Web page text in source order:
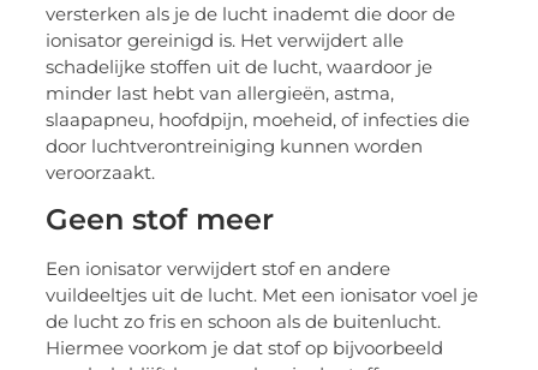
versterken als je de lucht inademt die door de
ionisator gereinigd is. Het verwijdert alle
schadelijke stoffen uit de lucht, waardoor je
minder last hebt van allergieën, astma,
slaapapneu, hoofdpijn, moeheid, of infecties die
door luchtverontreiniging kunnen worden
veroorzaakt.
Geen stof meer
Een ionisator verwijdert stof en andere
vuildeeltjes uit de lucht. Met een ionisator voel je
de lucht zo fris en schoon als de buitenlucht.
Hiermee voorkom je dat stof op bijvoorbeeld